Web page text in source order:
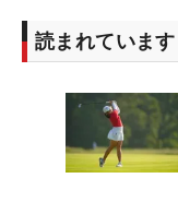
読まれています